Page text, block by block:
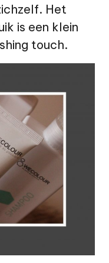
Het
is een klein
touch.